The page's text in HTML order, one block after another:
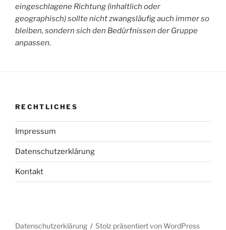
eingeschlagene Richtung (inhaltlich oder
geographisch) sollte nicht zwangsläufig auch immer so
bleiben, sondern sich den Bedürfnissen der Gruppe
anpassen.
RECHTLICHES
Impressum
Datenschutzerklärung
Kontakt
Datenschutzerklärung Stolz präsentiert von WordPress